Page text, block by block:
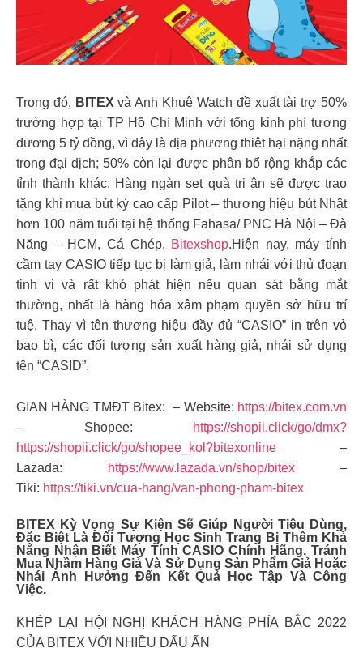
Trong đó, BITEX và Anh Khuê Watch đề xuất tài trợ 50%
trường hợp tại TP Hồ Chí Minh với tổng kinh phí tương
đương 5 tỷ đồng, vì đây là địa phương thiệt hại nặng nhất
trong đại dịch; 50% còn lại được phân bổ rộng khắp các
tỉnh thành khác. Hàng ngàn set quà tri ân sẽ được trao
tặng khi mua bút ký cao cấp Pilot – thương hiệu bút Nhật
hơn 100 năm tuổi tại hệ thống Fahasa/ PNC Hà Nội – Đà
Năng – HCM, Cá Chép, Bitexshop.Hiện nay, máy tính
cầm tay CASIO tiếp tục bị làm giả, làm nhái với thủ đoạn
tinh vi và rất khó phát hiện nếu quan sát bằng mắt
thường, nhất là hàng hóa xâm phạm quyền sở hữu trí
tuệ. Thay vì tên thương hiệu đầy đủ “CASIO” in trên vỏ
bao bì, các đối tượng sản xuất hàng giả, nhái sử dụng
tên “CASID”. ️
GIAN HÀNG TMĐT Bitex: – Website: https://bitex.com.vn
– Shopee:
https://shopii.click/go/dmx?
https://shopii.click/go/shopee_kol?bitexonline –
Lazada:
https://www.lazada.vn/shop/bitex–
Tiki: https://tiki.vn/cua-hang/van-phong-pham-bitex
BITEX Kỳ Vọng Sự Kiện Sẽ Giúp Người Tiêu Dùng,
Đặc Biệt Là Đối Tượng Học Sinh Trang Bị Thêm Khả
Năng Nhận Biết Máy Tính CASIO Chính Hãng, Tránh
Mua Nhầm Hàng Giả Và Sử Dụng Sản Phẩm Giả Hoặc
Nhái Ảnh Hưởng Đến Kết Quả Học Tập Và Công
Việc.
KHÉP LẠI HỘI NGHỊ KHÁCH HÀNG PHÍA BẮC 2022
CỦA BITEX VỚI NHIỀU DẤU ẤN